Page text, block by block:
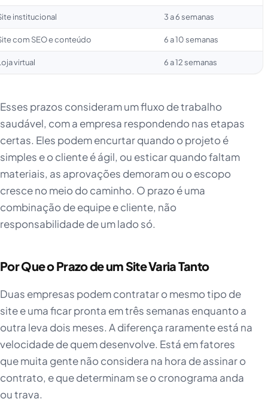
institucional 3 a 6 semanas
com SEO e conteúdo 6 a 10 semanas
virtual 6 a 12 semanas
Esses prazos consideram um fluxo de trabalho
saudável, com a empresa respondendo nas etapas
certas. Eles podem encurtar quando o projeto é
simples e o cliente é ágil, ou esticar quando faltam
materiais, as aprovações demoram ou o escopo
cresce no meio do caminho. O prazo é uma
combinação de equipe e cliente, não
responsabilidade de um lado só.
Por Que o Prazo de um Site Varia Tanto
Duas empresas podem contratar o mesmo tipo de
site e uma ficar pronta em três semanas enquanto a
outra leva dois meses. A diferença raramente está na
velocidade de quem desenvolve. Está em fatores
que muita gente não considera na hora de assinar o
contrato, e que determinam se o cronograma anda
ou trava.